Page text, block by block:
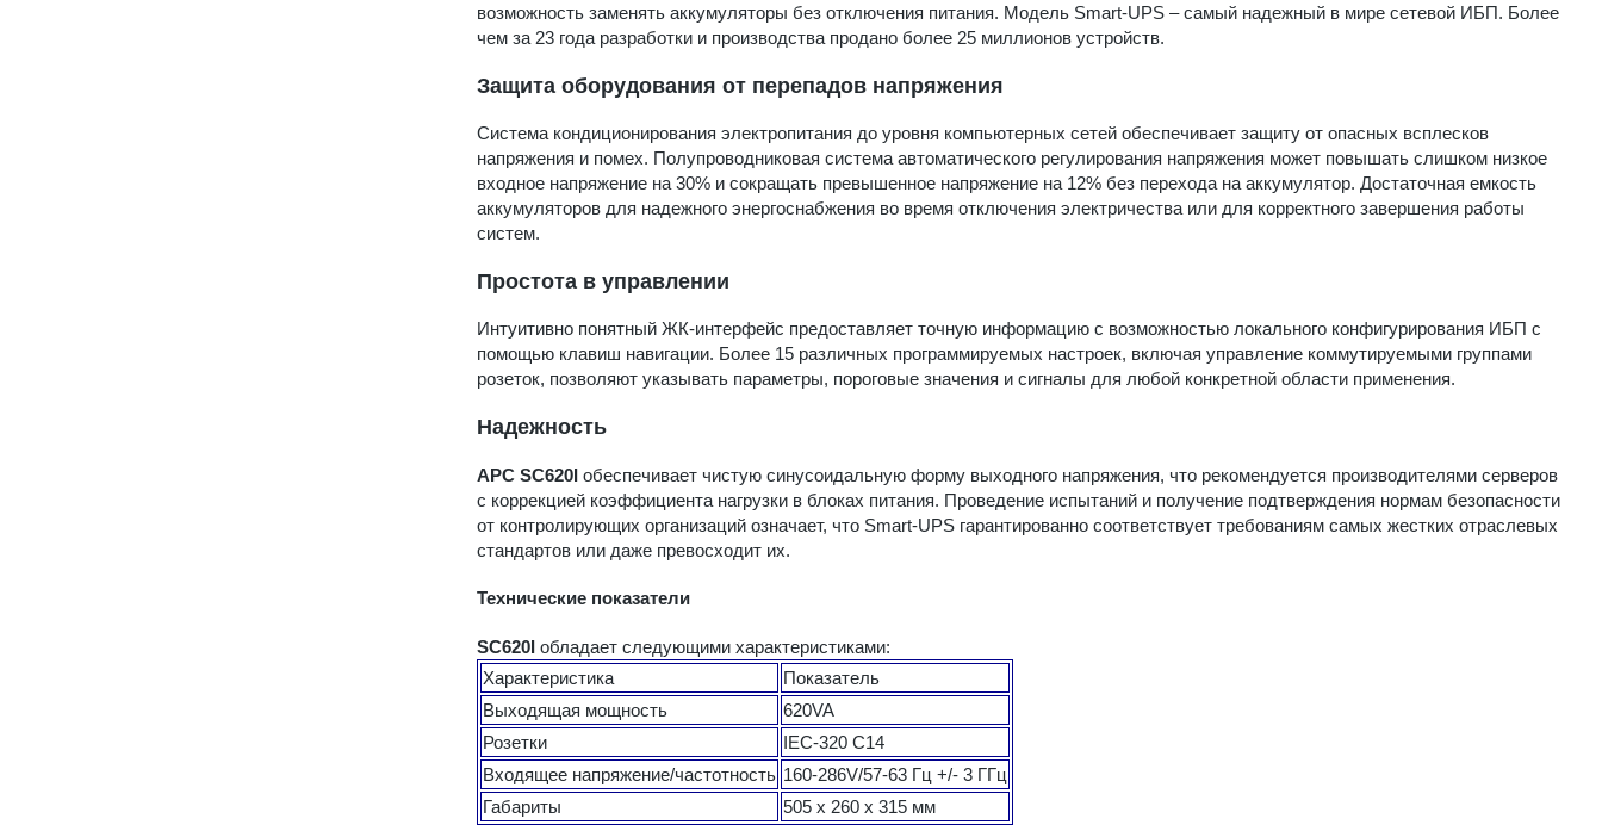
возможность заменять аккумуляторы без отключения питания. Модель Smart-UPS – самый надежный в мире сетевой ИБП. Более
чем за 23 года разработки и производства продано более 25 миллионов устройств.
Защита оборудования от перепадов напряжения
Система кондиционирования электропитания до уровня компьютерных сетей обеспечивает защиту от опасных всплесков
напряжения и помех. Полупроводниковая система автоматического регулирования напряжения может повышать слишком низкое
входное напряжение на 30% и сокращать превышенное напряжение на 12% без перехода на аккумулятор. Достаточная емкость
аккумуляторов для надежного энергоснабжения во время отключения электричества или для корректного завершения работы
систем.
Простота в управлении
Интуитивно понятный ЖК-интерфейс предоставляет точную информацию с возможностью локального конфигурирования ИБП с
помощью клавиш навигации. Более 15 различных программируемых настроек, включая управление коммутируемыми группами
розеток, позволяют указывать параметры, пороговые значения и сигналы для любой конкретной области применения.
Надежность
APC SC620I обеспечивает чистую синусоидальную форму выходного напряжения, что рекомендуется производителями серверов
с коррекцией коэффициента нагрузки в блоках питания. Проведение испытаний и получение подтверждения нормам безопасности
от контролирующих организаций означает, что Smart-UPS гарантированно соответствует требованиям самых жестких отраслевых
стандартов или даже превосходит их.
Технические показатели
SC620I обладает следующими характеристиками:
Характеристика
Показатель
Выходящая мощность
620VA
Розетки
IEC-320 C14
Входящее напряжение/частотность 160-286V/57-63 Гц +/- 3 ГГц
Габариты
505 х 260 х 315 мм